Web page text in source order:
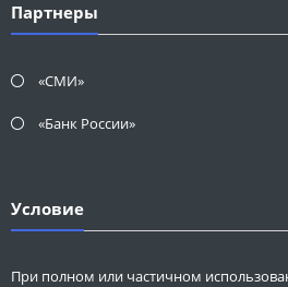
Партнеры
«СМИ»
«Банк России»
Условие
При полном или частичном